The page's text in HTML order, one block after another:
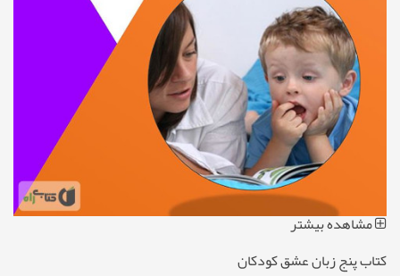
مشاهده بیشتر
کتاب پنج زبان عشق کودکان